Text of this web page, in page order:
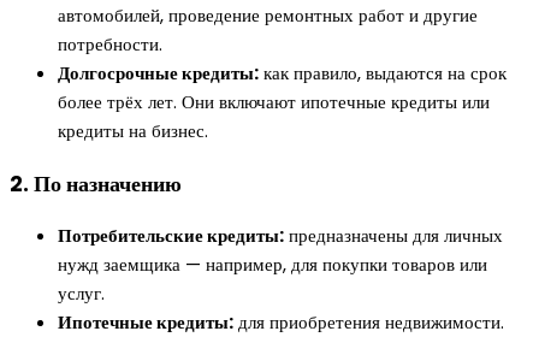
автомобилей, проведение ремонтных работ и другие
потребности.
Долгосрочные кредиты:как правило, выдаются на срок
более трёх лет. Они включают ипотечные кредиты или
кредиты на бизнес.
2. По назначению
Потребительские кредиты:предназначены для личных
нужд заемщика — например, для покупки товаров или
услуг.
Ипотечные кредиты:для приобретения недвижимости.